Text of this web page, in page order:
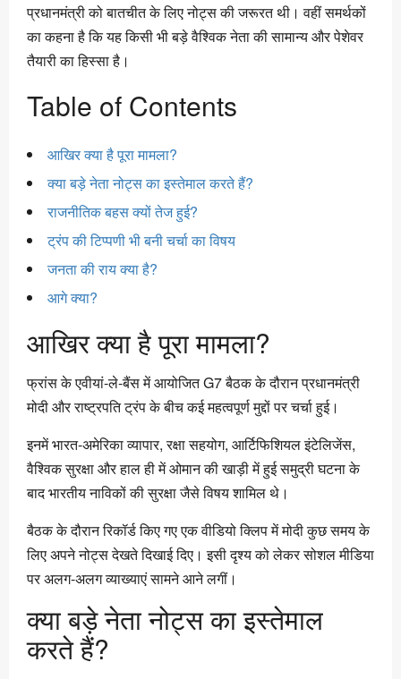
प्रधानमंत्री को बातचीत के लिए नोट्स की जरूरत थी। वहीं समर्थकों
का कहना है कि यह किसी भी बड़े वैश्विक नेता की सामान्य और पेशेवर
तैयारी का हिस्सा है।
Table of Contents
आखिर क्या है पूरा मामला?
क्या बड़े नेता नोट्स का इस्तेमाल करते हैं?
राजनीतिक बहस क्यों तेज हुई?
ट्रंप की टिप्पणी भी बनी चर्चा का विषय
जनता की राय क्या है?
आगे क्या?
आखिर क्या है पूरा मामला?
फ्रांस के एवीयां-ले-बैंस में आयोजित G7 बैठक के दौरान प्रधानमंत्री
मोदी और राष्ट्रपति ट्रंप के बीच कई महत्वपूर्ण मुद्दों पर चर्चा हुई।
इनमें भारत-अमेरिका व्यापार, रक्षा सहयोग, आर्टिफिशियल इंटेलिजेंस,
वैश्विक सुरक्षा और हाल ही में ओमान की खाड़ी में हुई समुद्री घटना के
बाद भारतीय नाविकों की सुरक्षा जैसे विषय शामिल थे।
बैठक के दौरान रिकॉर्ड किए गए एक वीडियो क्लिप में मोदी कुछ समय के
लिए अपने नोट्स देखते दिखाई दिए। इसी दृश्य को लेकर सोशल मीडिया
पर अलग-अलग व्याख्याएं सामने आने लगीं।
क्या बड़े नेता नोट्स का इस्तेमाल
करते हैं?